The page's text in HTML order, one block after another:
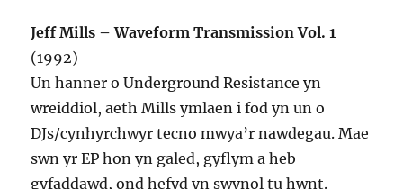
Jeff Mills – Waveform Transmission Vol. 1
(1992)
Un hanner o Underground Resistance yn
wreiddiol, aeth Mills ymlaen i fod yn un o
DJs/cynhyrchwyr tecno mwya’r nawdegau. Mae
swn yr EP hon yn galed, gyflym a heb
gyfaddawd, ond hefyd yn swynol tu hwnt.